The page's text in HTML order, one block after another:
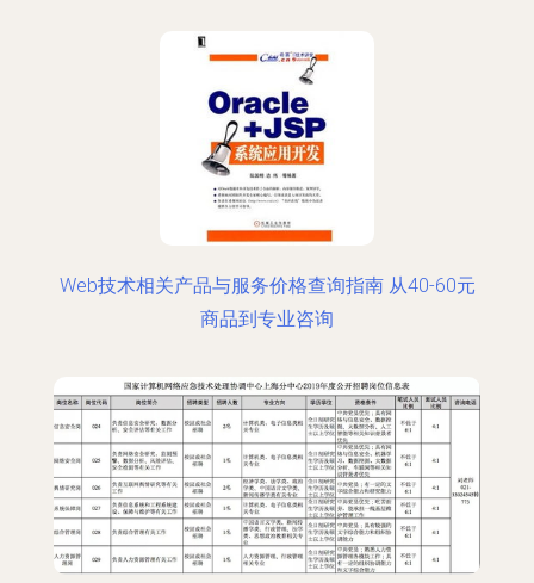
Web技术相关产品与服务价格查询指南 从40-60元
商品到专业咨询